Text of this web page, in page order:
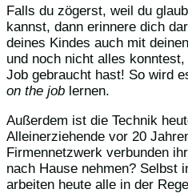
Falls du zögerst, weil du
kannst, dann erinnere dich
deines Kindes auch mit
und noch nicht alles
Job gebraucht hast! So wird
on the job lernen.
Außerdem ist die Technik
Alleinerziehende vor 20
Firmennetzwerk verbunden
nach Hause nehmen? Selbst
arbeiten heute alle in der